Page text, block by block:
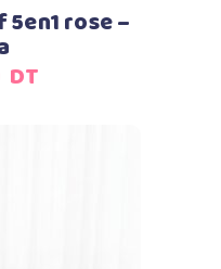
rose –
DT